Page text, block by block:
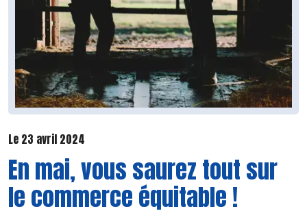
Le 23 avril 2024
En mai, vous saurez tout sur
le commerce équitable !